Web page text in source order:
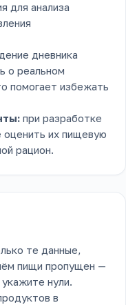
для анализа
дневника
о реальном
помогает избежать
при разработке
их пищевую
рацион.
те данные,
пищи пропущен —
нули.
в